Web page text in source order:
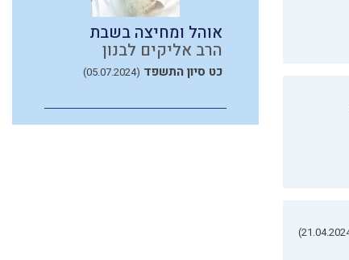
אוהל ומחיצה בשבת
הרב אליקים לבנון
כט סיון התשפד (05.07.2024)